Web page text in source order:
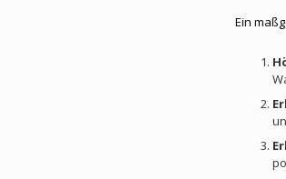
Ein